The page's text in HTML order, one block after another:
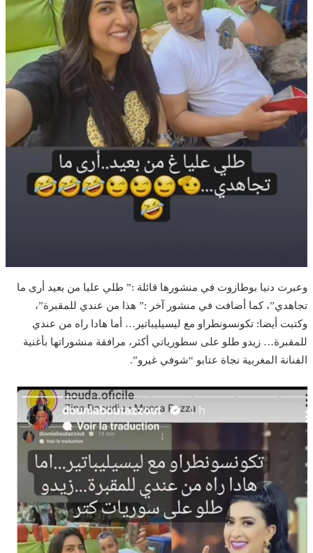
وعبرت دنيا بوطازوت في منشورها قائلة :” طلي عليا من بعيد أرى ما
تجاهدي”، كما أضافت في منشور آخر :” هذا من عندي للمقبرة”،
وكتبت أيضا: تكونسونطراو مع ليسيليباتير… أما هادا راه من عندي
للمقبرة… زيدو طلو على سطورياتي أكثر، مرافقة منشوراتها بأغنية
الفنانة المغربية نجاة عتابو “شوفي غيرو”.